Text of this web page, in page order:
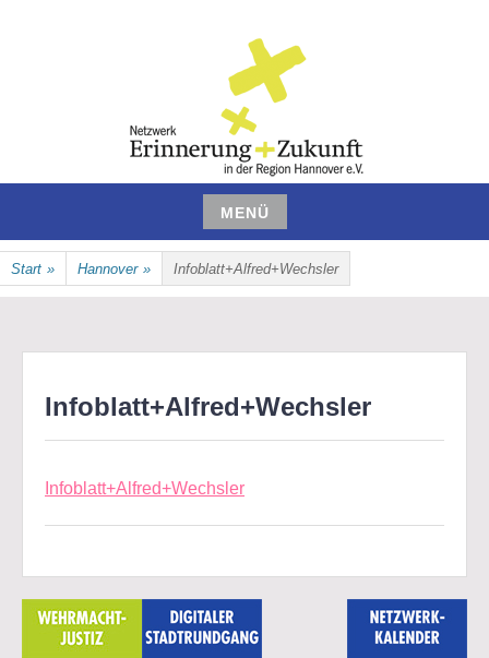
NETZWERK ERINNERUNG UND
ZUKUNFT IN DER REGION
HANNOVER E.V.
MENÜ
Zum
Inhalt
springen
Start » Hannover » Infoblatt+Alfred+Wechsler
Infoblatt+Alfred+Wechsler
Infoblatt+Alfred+Wechsler